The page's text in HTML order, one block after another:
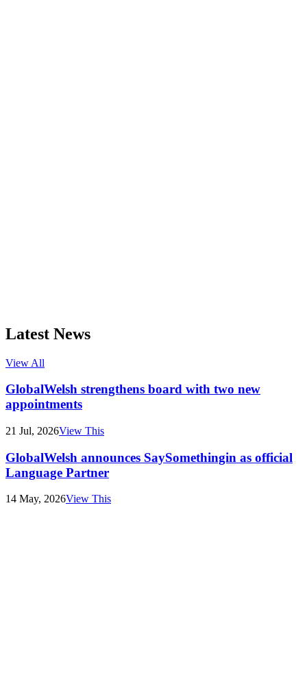
Latest News
View All
GlobalWelsh strengthens board with two new
appointments
21 Jul, 2026View This
GlobalWelsh announces SaySomethingin as official
Language Partner
14 May, 2026View This